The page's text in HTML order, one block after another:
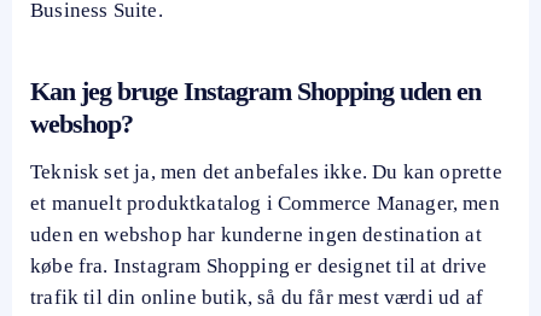
Business Suite.
Kan jeg bruge Instagram Shopping uden en
webshop?
Teknisk set ja, men det anbefales ikke. Du kan oprette
et manuelt produktkatalog i Commerce Manager, men
uden en webshop har kunderne ingen destination at
købe fra. Instagram Shopping er designet til at drive
trafik til din online butik, så du får mest værdi ud af